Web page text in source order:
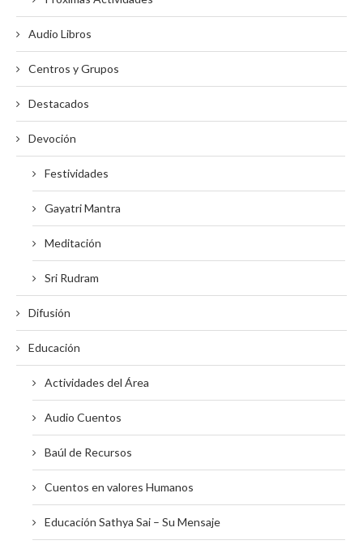
Audio Libros
Centros y Grupos
Destacados
Devoción
Festividades
Gayatri Mantra
Meditación
Sri Rudram
Difusión
Educación
Actividades del Área
Audio Cuentos
Baúl de Recursos
Cuentos en valores Humanos
Educación Sathya Sai – Su Mensaje